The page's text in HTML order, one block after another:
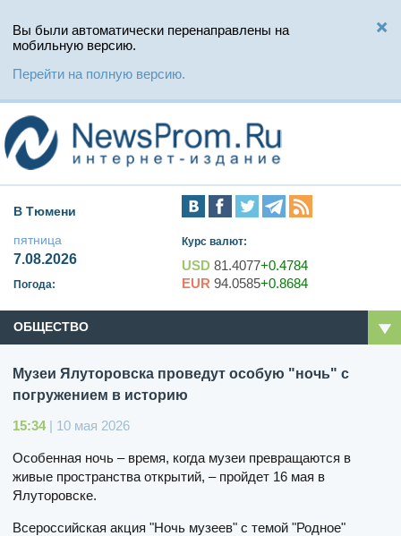
Вы были автоматически перенаправлены на
мобильную версию.
Перейти на полную версию.
В Тюмени
пятница
7.08.2026
Погода:
Курс валют:
USD 81.4077+0.4784
EUR 94.0585+0.8684
ОБЩЕСТВО
Музеи Ялуторовска проведут особую "ночь" с
погружением в историю
15:34| 10 мая 2026
Особенная ночь – время, когда музеи превращаются в
живые пространства открытий, – пройдет 16 мая в
Ялуторовске.
Всероссийская акция "Ночь музеев" с темой "Родное"